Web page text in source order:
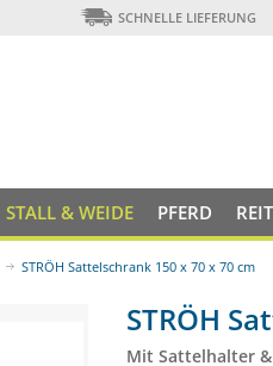
SCHNELLE LIEFERUNG
STALL & WEIDE PFERD
STRÖH Sattelschrank 150 x 70 x 70 cm
STRÖH
Mit Sattelhalter